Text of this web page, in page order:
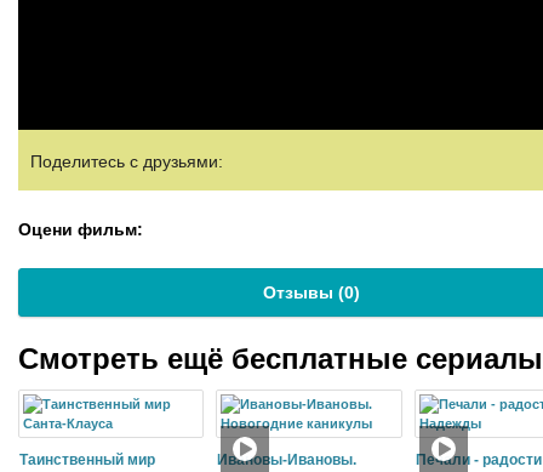
Поделитесь с друзьями:
Оцени фильм:
Отзывы (0)
Смотреть ещё бесплатные
Таинственный мир
Ивановы-Ивановы.
Печали - радости